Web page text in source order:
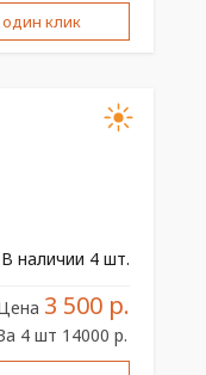
клик
В наличии 4 шт.
3 500 р.
4 шт 14000 р.